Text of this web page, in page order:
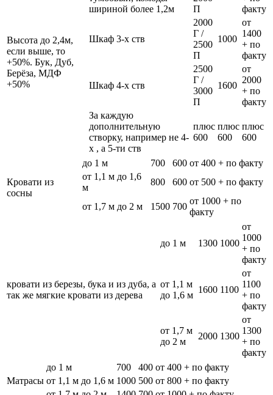
Высота до 2,4м,
если выше, то
+50%. Бук, Дуб,
Берёза, МДФ
+50%
шириной более 1,2м
П
факту
Шкаф 3-х ств
2000
Г /
2500
П
1000
от
1400
+ по
факту
Шкаф 4-х ств
2500
Г /
3000
П
1600
от
2000
+ по
факту
За каждую
дополнительную
створку, например не 4-
х , а 5-ти ств
плюс
600
плюс
600
плюс
600
Кровати из
сосны
до 1 м 700 600 от 400 + по факту
от 1,1 м до 1,6
м
800 600 от 500 + по факту
от 1,7 м до 2 м 1500 700
от 1000 + по
факту
кровати из березы, бука и из дуба, а
так же мягкие кровати из дерева
до 1 м 1300 1000
от
1000
+ по
факту
от 1,1 м
до 1,6 м
1600 1100
от
1100
+ по
факту
от 1,7 м
до 2 м
2000 1300
от
1300
+ по
факту
Матрасы
до 1 м 700 400 от 400 + по факту
от 1,1 м до 1,6 м 1000 500 от 800 + по факту